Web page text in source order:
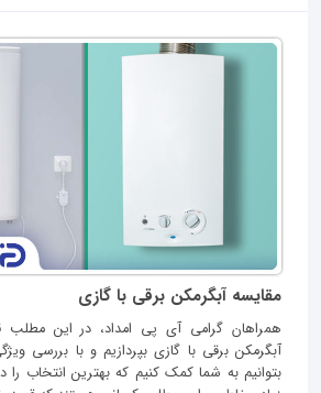
مقایسه آبگرمکن برقی با گازی
همراهان گرامی آی پی امداد، در این مطلب
آبگرمکن برقی با گازی بپردازیم و با بررسی
بتوانیم به شما کمک کنیم که بهترین انتخاب را